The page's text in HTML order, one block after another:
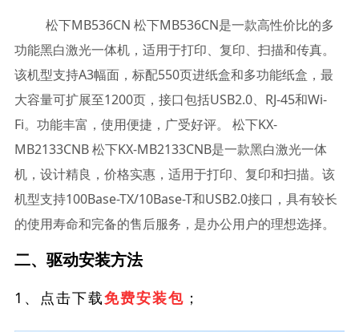
松下MB536CN 松下MB536CN是一款高性价比的多
功能黑白激光一体机，适用于打印、复印、扫描和传真。
该机型支持A3幅面，标配550页进纸盒和多功能纸盒，最
大容量可扩展至1200页，接口包括USB2.0、RJ-45和Wi-
Fi。功能丰富，使用便捷，广受好评。 松下KX-
MB2133CNB 松下KX-MB2133CNB是一款黑白激光一体
机，设计精良，价格实惠，适用于打印、复印和扫描。该
机型支持100Base-TX/10Base-T和USB2.0接口，具有较长
的使用寿命和完备的售后服务，是办公用户的理想选择。
二、驱动安装方法
1、点击下载免费安装包 ；